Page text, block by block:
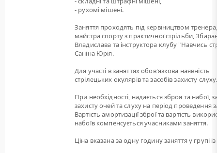
- рухомі мішені.
Заняття проходять під кервіництвом
майстра спорту з практичної стрільби,
Владислава та інструктора клубу "Навчись
Саніна Юрія.
Для участі в заняттях обов'язкова наявність
стрілецьких окулярів та засобів захисту слуху.
При необхідності, надається зброя та набої,
захисту очей та слуху на період проведення
Вартість амортизації зброї та вартість
набоїв компенсується учасниками заняття.
Ціна вказана за одну годину заняття у групі із